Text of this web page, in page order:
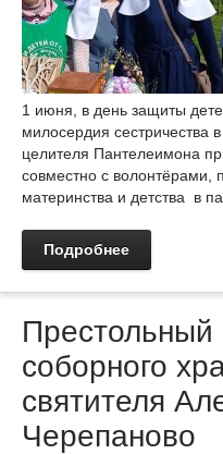
1 июня, в день защиты
милосердия сестричества
целителя Пантелеимона
совместно с волонтёрами,
материнства и детства в
Подробнее
Престольный
соборного
святителя
Черепаново